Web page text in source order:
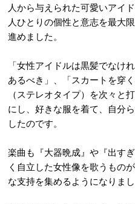
人から与えられた可愛いアイ
人ひとりの個性と意志を最大
進めました。
「女性アイドルは黒髪でなけ
あるべき」、「スカートを穿
（ステレオタイプ）を次々と
にし、好きな服を着て、自分
したのです。
楽曲も『大器晩成』や『出す
く自立した女性像を歌うもの
な支持を集めるようになりまし